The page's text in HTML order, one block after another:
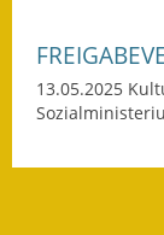
13.05.2025